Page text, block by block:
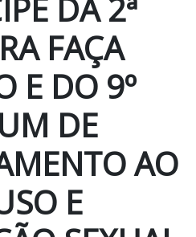
DA 2ª
FAÇA
E DO 9º
DE
AO
E